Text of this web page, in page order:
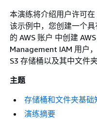
本演练将介绍用户许可
该示例中，您创建一个
的 AWS 账户 中创建
Management IAM 用户
S3 存储桶以及其中文件
主题
存储桶和文件夹基础
演练摘要